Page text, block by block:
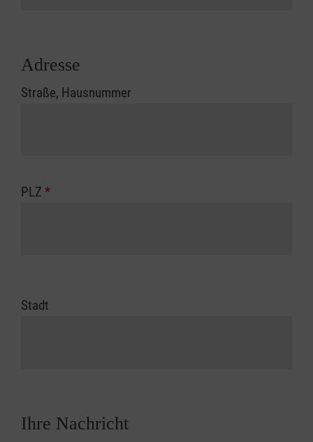
Adresse
Straße, Hausnummer
PLZ *
Stadt
Ihre Nachricht